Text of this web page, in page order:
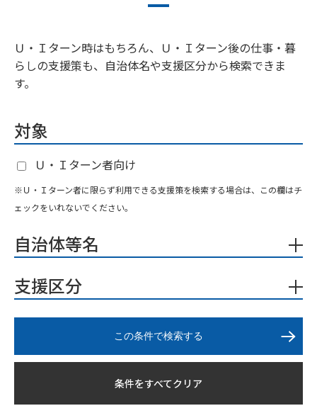
Ｕ・Ｉターン時はもちろん、Ｕ・Ｉターン後の仕事・暮
らしの支援策も、自治体名や支援区分から検索できま
す。
対象
Ｕ・Ｉターン者向け
※Ｕ・Ｉターン者に限らず利用できる支援策を検索する場合は、この欄はチ
ェックをいれないでください。
自治体等名
支援区分
この条件で検索する
条件をすべてクリア